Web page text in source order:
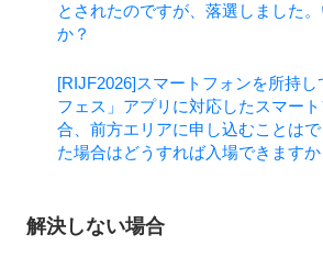
とされたのですが、落選しました
か？
[RIJF2026]スマートフォンを所持
フェス」アプリに対応したスマー
合、前方エリアに申し込むことは
た場合はどうすれば入場できますか
解決しない場合